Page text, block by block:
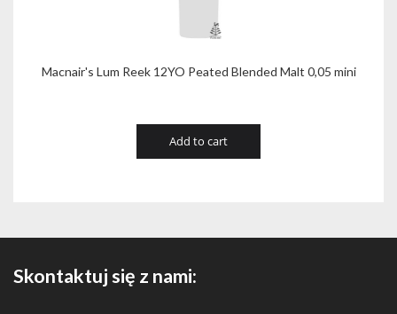
Macnair's Lum Reek 12YO Peated Blended Malt 0,05 mini
Add to cart
Skontaktuj się z nami: